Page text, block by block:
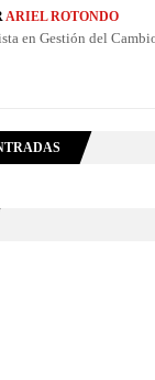
ARIEL ROTONDO
en Gestión del